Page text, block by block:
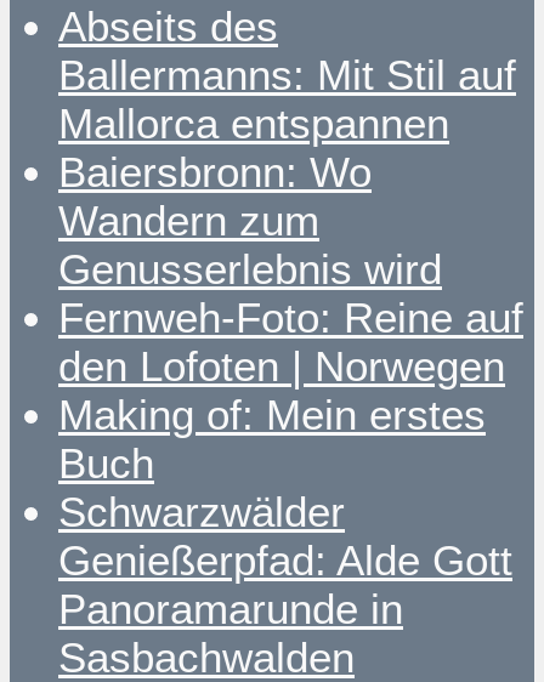
Abseits des
Ballermanns: Mit Stil auf
Mallorca entspannen
Baiersbronn: Wo
Wandern zum
Genusserlebnis wird
Fernweh-Foto: Reine auf
den Lofoten | Norwegen
Making of: Mein erstes
Buch
Schwarzwälder
Genießerpfad: Alde Gott
Panoramarunde in
Sasbachwalden